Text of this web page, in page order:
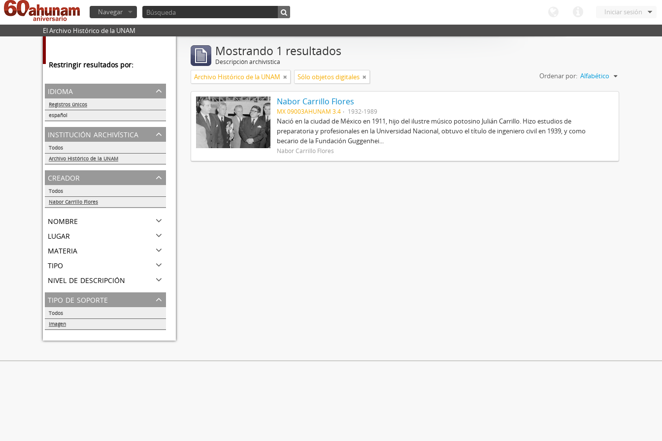
Iniciar sesión
Navegar
El Archivo Histórico de la UNAM
Restringir resultados por:
idioma
Registros únicos
español
1
institución archivística
Todos
Archivo Histórico de la UNAM
1
creador
Todos
Nabor Carrillo Flores
nombre
lugar
materia
tipo
nivel de descripción
tipo de soporte
Todos
Imagen
Mostrando 1 resultados
Descripción archivística
Archivo Histórico de la UNAM Sólo objetos digitales Ordenar por: Alfabético
Nabor Carrillo Flores
MX 09003AHUNAM 3.4 1932-1989
Nació en la ciudad de México en 1911, hijo del ilustre músico potosino Julián Carrillo. Hizo estudios de
preparatoria y profesionales en la Universidad Nacional, obtuvo el título de ingeniero civil en 1939, y como
becario de la Fundación Guggenhei...
Nabor Carrillo Flores